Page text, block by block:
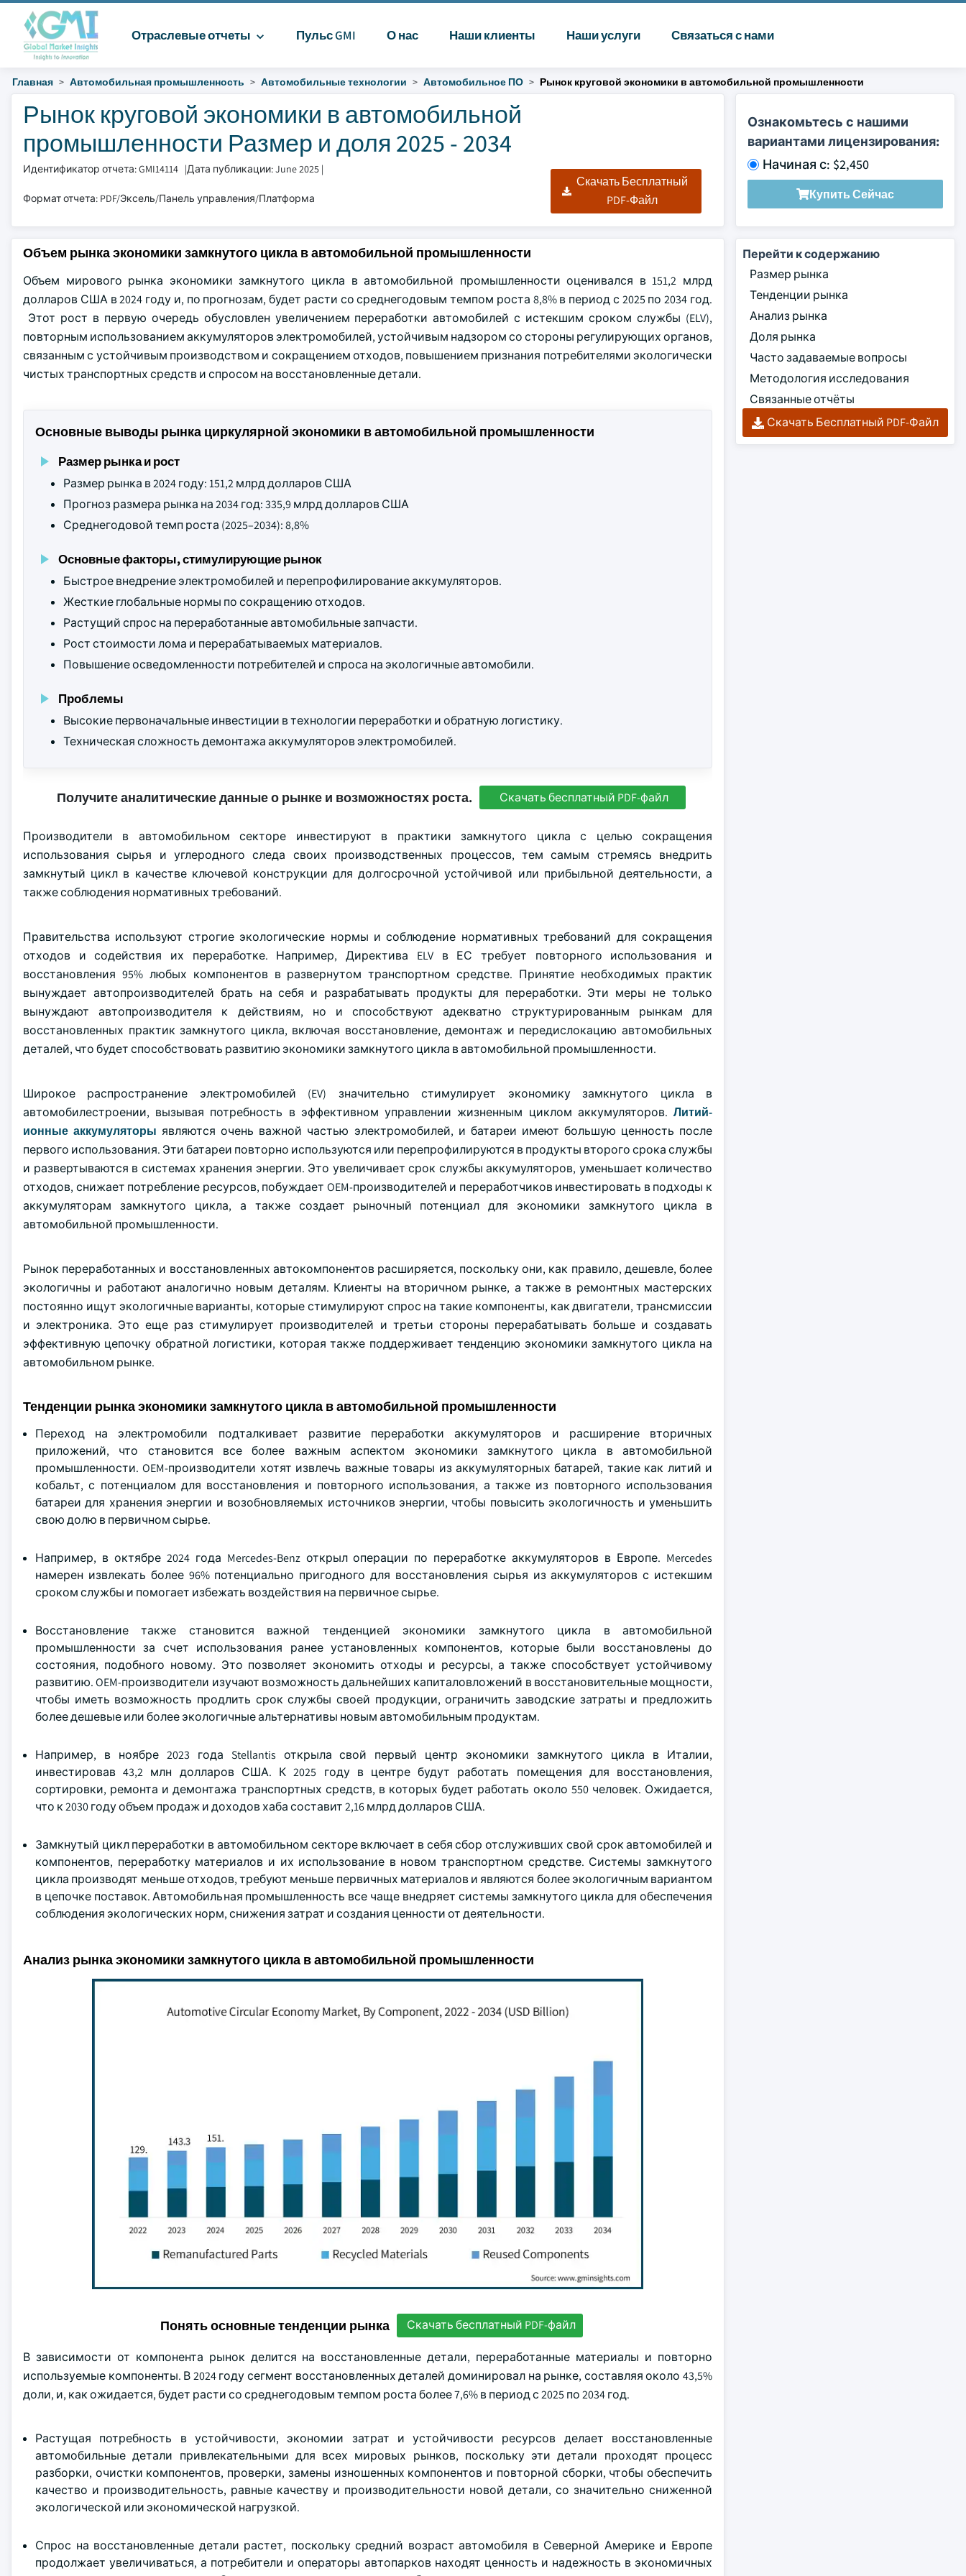
Отраслевые отчеты Пульс GMI О нас Наши клиенты Наши услуги Связаться с нами
Главная Автомобильная промышленность Автомобильные технологии Автомобильное ПО Рынок круговой экономики в автомобильной промышленности
Рынок круговой экономики в автомобильной
промышленности Размер и доля 2025 - 2034
Идентификатор отчета: GMI14114 |Дата публикации: June 2025 |
Формат отчета: PDF/Эксель/Панель управления/Платформа
Скачать Бесплатный
PDF-Файл
Ознакомьтесь с нашими
вариантами лицензирования:
Начиная с: $2,450
Купить Сейчас
Объем рынка экономики замкнутого цикла в автомобильной промышленности
Объем мирового рынка экономики замкнутого цикла в автомобильной промышленности оценивался в 151,2 млрд
долларов США в 2024 году и, по прогнозам, будет расти со среднегодовым темпом роста 8,8% в период с 2025 по 2034 год.
Этот рост в первую очередь обусловлен увеличением переработки автомобилей с истекшим сроком службы (ELV),
повторным использованием аккумуляторов электромобилей, устойчивым надзором со стороны регулирующих органов,
связанным с устойчивым производством и сокращением отходов, повышением признания потребителями экологически
чистых транспортных средств и спросом на восстановленные детали.
Основные выводы рынка циркулярной экономики в автомобильной промышленности
Размер рынка и рост
Размер рынка в 2024 году: 151,2 млрд долларов США
Прогноз размера рынка на 2034 год: 335,9 млрд долларов США
Среднегодовой темп роста (2025–2034): 8,8%
Основные факторы, стимулирующие рынок
Быстрое внедрение электромобилей и перепрофилирование аккумуляторов.
Жесткие глобальные нормы по сокращению отходов.
Растущий спрос на переработанные автомобильные запчасти.
Рост стоимости лома и перерабатываемых материалов.
Повышение осведомленности потребителей и спроса на экологичные автомобили.
Проблемы
Высокие первоначальные инвестиции в технологии переработки и обратную логистику.
Техническая сложность демонтажа аккумуляторов электромобилей.
Получите аналитические данные о рынке и возможностях роста. Скачать бесплатный PDF-файл
Производители в автомобильном секторе инвестируют в практики замкнутого цикла с целью сокращения
использования сырья и углеродного следа своих производственных процессов, тем самым стремясь внедрить
замкнутый цикл в качестве ключевой конструкции для долгосрочной устойчивой или прибыльной деятельности, а
также соблюдения нормативных требований.
Правительства используют строгие экологические нормы и соблюдение нормативных требований для сокращения
отходов и содействия их переработке. Например, Директива ELV в ЕС требует повторного использования и
восстановления 95% любых компонентов в развернутом транспортном средстве. Принятие необходимых практик
вынуждает автопроизводителей брать на себя и разрабатывать продукты для переработки. Эти меры не только
вынуждают автопроизводителя к действиям, но и способствуют адекватно структурированным рынкам для
восстановленных практик замкнутого цикла, включая восстановление, демонтаж и передислокацию автомобильных
деталей, что будет способствовать развитию экономики замкнутого цикла в автомобильной промышленности.
Широкое распространение электромобилей (EV) значительно стимулирует экономику замкнутого цикла в
автомобилестроении, вызывая потребность в эффективном управлении жизненным циклом аккумуляторов. Литий-
ионные аккумуляторы являются очень важной частью электромобилей, и батареи имеют большую ценность после
первого использования. Эти батареи повторно используются или перепрофилируются в продукты второго срока службы
и развертываются в системах хранения энергии. Это увеличивает срок службы аккумуляторов, уменьшает количество
отходов, снижает потребление ресурсов, побуждает OEM-производителей и переработчиков инвестировать в подходы к
аккумуляторам замкнутого цикла, а также создает рыночный потенциал для экономики замкнутого цикла в
автомобильной промышленности.
Рынок переработанных и восстановленных автокомпонентов расширяется, поскольку они, как правило, дешевле, более
экологичны и работают аналогично новым деталям. Клиенты на вторичном рынке, а также в ремонтных мастерских
постоянно ищут экологичные варианты, которые стимулируют спрос на такие компоненты, как двигатели, трансмиссии
и электроника. Это еще раз стимулирует производителей и третьи стороны перерабатывать больше и создавать
эффективную цепочку обратной логистики, которая также поддерживает тенденцию экономики замкнутого цикла на
автомобильном рынке.
Тенденции рынка экономики замкнутого цикла в автомобильной промышленности
Переход на электромобили подталкивает развитие переработки аккумуляторов и расширение вторичных
приложений, что становится все более важным аспектом экономики замкнутого цикла в автомобильной
промышленности. OEM-производители хотят извлечь важные товары из аккумуляторных батарей, такие как литий и
кобальт, с потенциалом для восстановления и повторного использования, а также из повторного использования
батареи для хранения энергии и возобновляемых источников энергии, чтобы повысить экологичность и уменьшить
свою долю в первичном сырье.
Например, в октябре 2024 года Mercedes-Benz открыл операции по переработке аккумуляторов в Европе. Mercedes
намерен извлекать более 96% потенциально пригодного для восстановления сырья из аккумуляторов с истекшим
сроком службы и помогает избежать воздействия на первичное сырье.
Восстановление также становится важной тенденцией экономики замкнутого цикла в автомобильной
промышленности за счет использования ранее установленных компонентов, которые были восстановлены до
состояния, подобного новому. Это позволяет экономить отходы и ресурсы, а также способствует устойчивому
развитию. OEM-производители изучают возможность дальнейших капиталовложений в восстановительные мощности,
чтобы иметь возможность продлить срок службы своей продукции, ограничить заводские затраты и предложить
более дешевые или более экологичные альтернативы новым автомобильным продуктам.
Например, в ноябре 2023 года Stellantis открыла свой первый центр экономики замкнутого цикла в Италии,
инвестировав 43,2 млн долларов США. К 2025 году в центре будут работать помещения для восстановления,
сортировки, ремонта и демонтажа транспортных средств, в которых будет работать около 550 человек. Ожидается,
что к 2030 году объем продаж и доходов хаба составит 2,16 млрд долларов США.
Замкнутый цикл переработки в автомобильном секторе включает в себя сбор отслуживших свой срок автомобилей и
компонентов, переработку материалов и их использование в новом транспортном средстве. Системы замкнутого
цикла производят меньше отходов, требуют меньше первичных материалов и являются более экологичным вариантом
в цепочке поставок. Автомобильная промышленность все чаще внедряет системы замкнутого цикла для обеспечения
соблюдения экологических норм, снижения затрат и создания ценности от деятельности.
Анализ рынка экономики замкнутого цикла в автомобильной промышленности
Понять основные тенденции рынка Скачать бесплатный PDF-файл
В зависимости от компонента рынок делится на восстановленные детали, переработанные материалы и повторно
используемые компоненты. В 2024 году сегмент восстановленных деталей доминировал на рынке, составляя около 43,5%
доли, и, как ожидается, будет расти со среднегодовым темпом роста более 7,6% в период с 2025 по 2034 год.
Растущая потребность в устойчивости, экономии затрат и устойчивости ресурсов делает восстановленные
автомобильные детали привлекательными для всех мировых рынков, поскольку эти детали проходят процесс
разборки, очистки компонентов, проверки, замены изношенных компонентов и повторной сборки, чтобы обеспечить
качество и производительность, равные качеству и производительности новой детали, со значительно сниженной
экологической или экономической нагрузкой.
Спрос на восстановленные детали растет, поскольку средний возраст автомобиля в Северной Америке и Европе
продолжает увеличиваться, а потребители и операторы автопарков находят ценность и надежность в экономичных
Перейти к содержанию
Размер рынка
Тенденции рынка
Анализ рынка
Доля рынка
Часто задаваемые вопросы
Методология исследования
Связанные отчёты
Скачать Бесплатный PDF-Файл